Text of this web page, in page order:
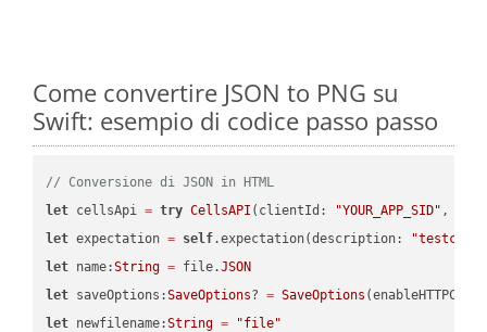
Come convertire JSON to PNG su
Swift: esempio di codice passo passo
// Conversione di JSON in HTML
let cellsApi = try CellsAPI (clientId: "YOUR_APP_SID" ,
let expectation = self.expectation(description:
let name:String = file.JSON
let saveOptions:SaveOptions? = SaveOptions
let newfilename:String =
"file"